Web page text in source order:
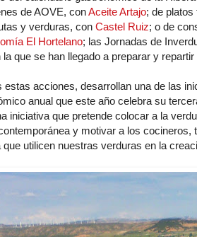
de AOVE, conAceite Artajo; de
y verduras, con Castel Ruiz; o de
El Hortelano; las Jornadas de
la que se han llegado a preparar y
estas acciones, desarrollan una de las
anual que este año celebra su
iniciativa que pretende colocar a la
y motivar a los cocineros,
utilicen nuestras verduras en la